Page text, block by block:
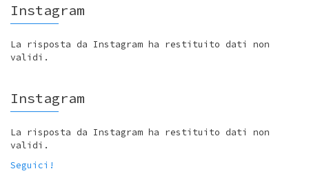
Instagram
La risposta da Instagram ha restituito dati non
validi.
Instagram
La risposta da Instagram ha restituito dati non
validi.
Seguici!